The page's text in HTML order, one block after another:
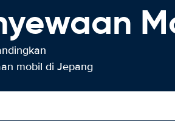
mobil di Jepang